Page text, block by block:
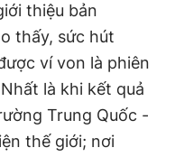
quảng cáo
780 404
thiệu bản
thấy, sức hút
ví von là phiên
là khi kết quả
Trung Quốc -
thế giới; nơi